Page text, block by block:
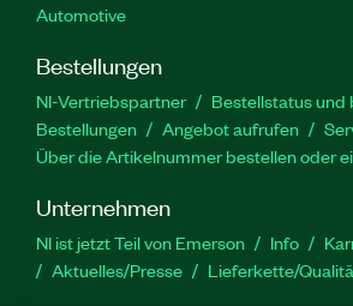
Automotive
Bestellungen
NI-Vertriebspartner
Bestellstatus und
Bestellungen
Angebot aufrufen
Über die Artikelnummer bestellen oder
Unternehmen
NI ist jetzt Teil von Emerson Info
Aktuelles/Presse
Lieferkette/